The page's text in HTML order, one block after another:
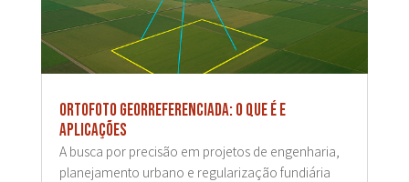
Ortofoto georreferenciada: o que é e
aplicações
A busca por precisão em projetos de engenharia,
planejamento urbano e regularização fundiária